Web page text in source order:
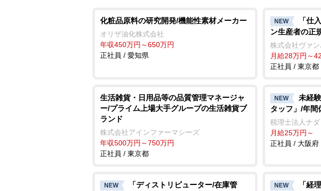
化粧品原料の研究開発/機能性素材メーカー
オリザ油化株式会社
年収450万円～650万円
正社員 / 愛知県
NEW
「仕
ン生産者の正
株式会社ヴァ
月給28万円～
正社員 / 東京都
生活雑貨・日用品等の品質管理マネージャ
ー/プライム上場大手グループの生活雑貨ブ
ランド
株式会社アインファーマシーズ
年収500万円～750万円
正社員 / 東京都
NEW
未経
タッフ」/年間
税理士法人ナダ
月給25万円～
正社員 / 大阪府
NEW
「ディストリビューター/在庫管
NEW
「経